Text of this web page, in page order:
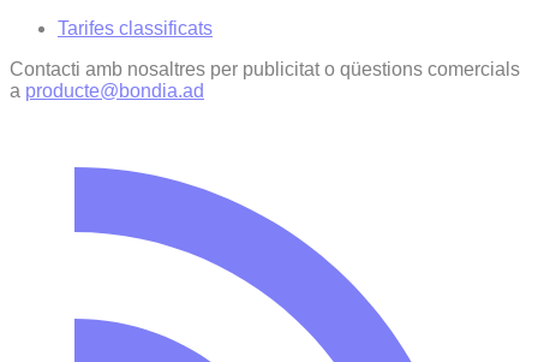
Tarifes classificats
Contacti amb nosaltres per publicitat o qüestions comercials
a producte@bondia.ad